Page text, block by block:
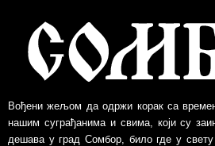
Вођени жељом да одржи корак са
нашим суграђанима и свима, који су
дешава у град Сомбор, било где у